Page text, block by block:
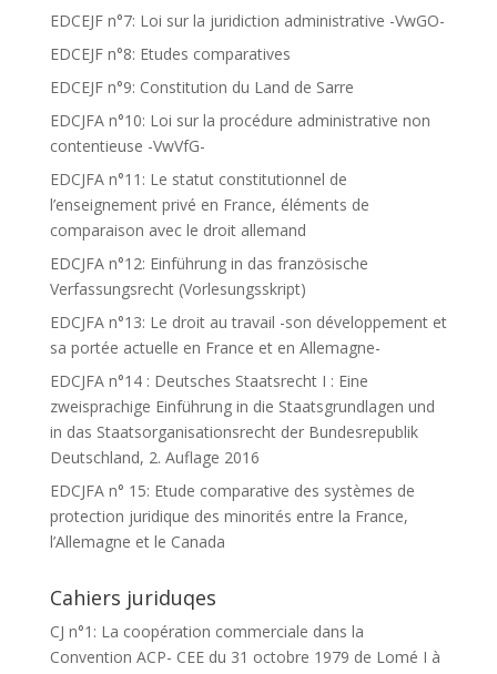
EDCEJF n°7: Loi sur la juridiction administrative -VwGO-
EDCEJF n°8: Etudes comparatives
EDCEJF n°9: Constitution du Land de Sarre
EDCJFA n°10: Loi sur la procédure administrative non
contentieuse -VwVfG-
EDCJFA n°11: Le statut constitutionnel de
l’enseignement privé en France, éléments de
comparaison avec le droit allemand
EDCJFA n°12: Einführung in das französische
Verfassungsrecht (Vorlesungsskript)
EDCJFA n°13: Le droit au travail -son développement et
sa portée actuelle en France et en Allemagne-
EDCJFA n°14 : Deutsches Staatsrecht I : Eine
zweisprachige Einführung in die Staatsgrundlagen und
in das Staatsorganisationsrecht der Bundesrepublik
Deutschland, 2. Auflage 2016
EDCJFA n° 15: Etude comparative des systèmes de
protection juridique des minorités entre la France,
l’Allemagne et le Canada
Cahiers juriduqes
CJ n°1: La coopération commerciale dans la
Convention ACP- CEE du 31 octobre 1979 de Lomé I à